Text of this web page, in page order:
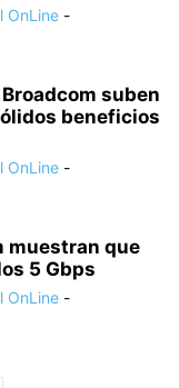
OnLine -
suben
beneficios
OnLine -
muestran que
5 Gbps
OnLine -